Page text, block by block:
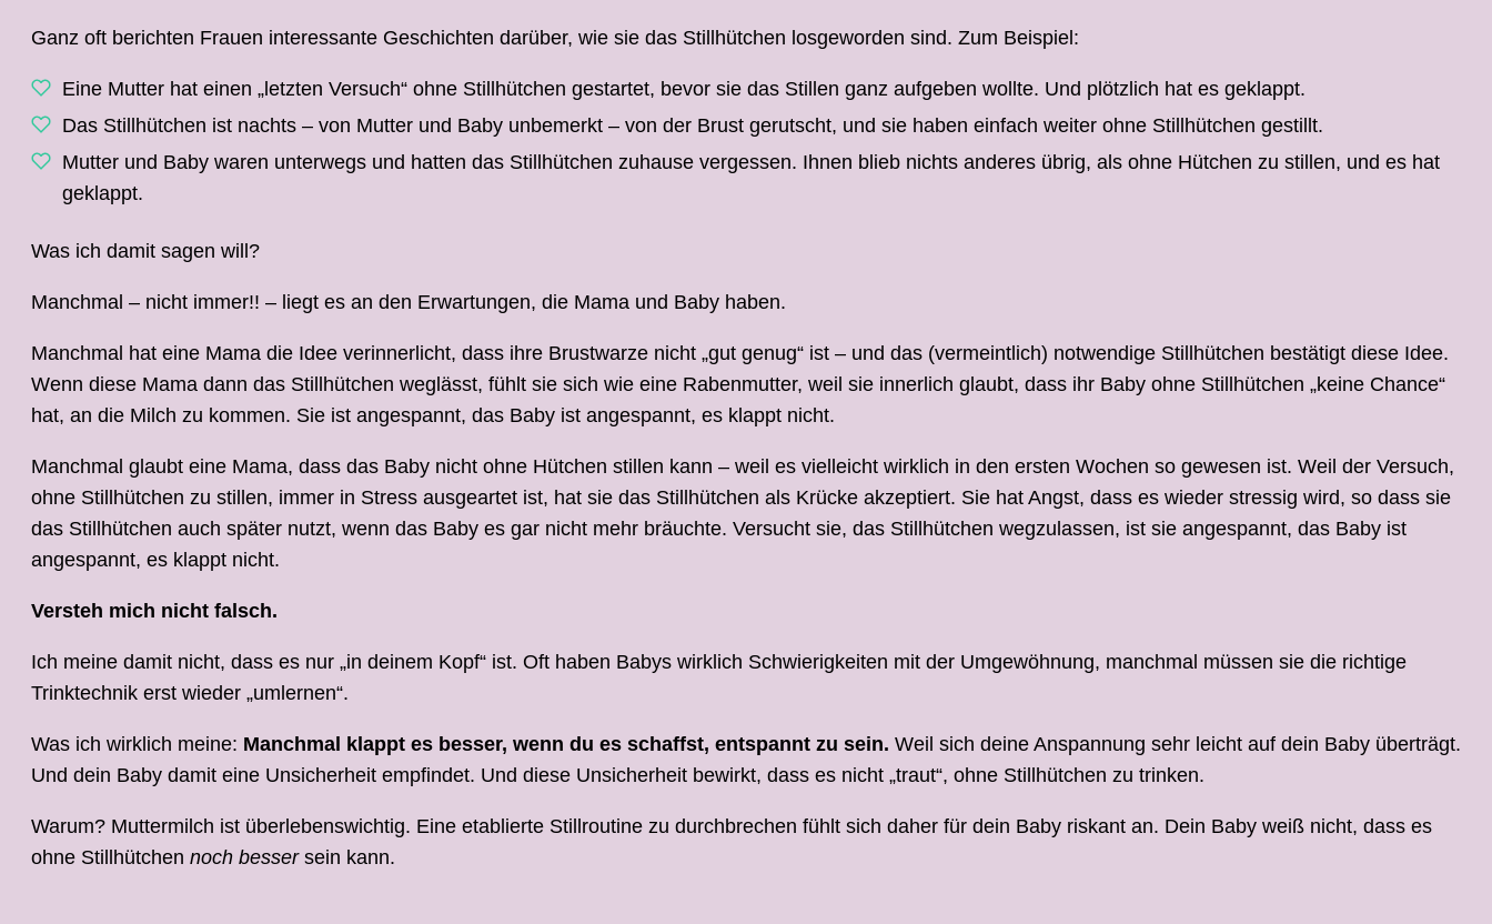
Ganz oft berichten Frauen interessante Geschichten darüber, wie sie das Stillhütchen losgeworden sind. Zum Beispiel:
Eine Mutter hat einen „letzten Versuch“ ohne Stillhütchen gestartet, bevor sie das Stillen ganz aufgeben wollte. Und plötzlich hat es geklappt.
Das Stillhütchen ist nachts – von Mutter und Baby unbemerkt – von der Brust gerutscht, und sie haben einfach weiter ohne Stillhütchen gestillt.
Mutter und Baby waren unterwegs und hatten das Stillhütchen zuhause vergessen. Ihnen blieb nichts anderes übrig, als ohne Hütchen zu stillen, und es hat
geklappt.
Was ich damit sagen will?
Manchmal – nicht immer!! – liegt es an den Erwartungen, die Mama und Baby haben.
Manchmal hat eine Mama die Idee verinnerlicht, dass ihre Brustwarze nicht „gut genug“ ist – und das (vermeintlich) notwendige Stillhütchen bestätigt diese Idee.
Wenn diese Mama dann das Stillhütchen weglässt, fühlt sie sich wie eine Rabenmutter, weil sie innerlich glaubt, dass ihr Baby ohne Stillhütchen „keine Chance“
hat, an die Milch zu kommen. Sie ist angespannt, das Baby ist angespannt, es klappt nicht.
Manchmal glaubt eine Mama, dass das Baby nicht ohne Hütchen stillen kann – weil es vielleicht wirklich in den ersten Wochen so gewesen ist. Weil der Versuch,
ohne Stillhütchen zu stillen, immer in Stress ausgeartet ist, hat sie das Stillhütchen als Krücke akzeptiert. Sie hat Angst, dass es wieder stressig wird, so dass sie
das Stillhütchen auch später nutzt, wenn das Baby es gar nicht mehr bräuchte. Versucht sie, das Stillhütchen wegzulassen, ist sie angespannt, das Baby ist
angespannt, es klappt nicht.
Versteh mich nicht falsch.
Ich meine damit nicht, dass es nur „in deinem Kopf“ ist. Oft haben Babys wirklich Schwierigkeiten mit der Umgewöhnung, manchmal müssen sie die richtige
Trinktechnik erst wieder „umlernen“.
Was ich wirklich meine: Manchmal klappt es besser, wenn du es schaffst, entspannt zu sein. Weil sich deine Anspannung sehr leicht auf dein Baby überträgt.
Und dein Baby damit eine Unsicherheit empfindet. Und diese Unsicherheit bewirkt, dass es nicht „traut“, ohne Stillhütchen zu trinken.
Warum? Muttermilch ist überlebenswichtig. Eine etablierte Stillroutine zu durchbrechen fühlt sich daher für dein Baby riskant an. Dein Baby weiß nicht, dass es
ohne Stillhütchen noch bessersein kann.